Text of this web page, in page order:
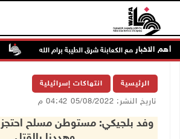
أهم الاخبار
تجمع الكعابنة شرق الطيبة برام الله
الرئيسية انتهاكات إسرائيلية
تاريخ النشر: 05/08/2022 04:42 م
وفد بلجيكي: مستوطن مسلح